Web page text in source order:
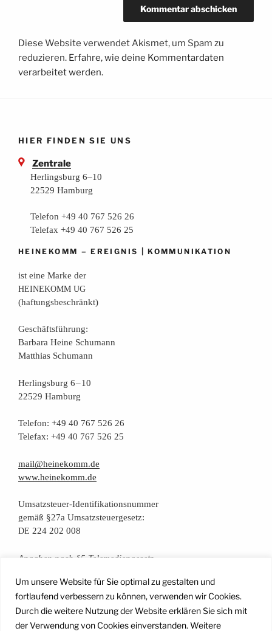
Um unsere Website für Sie optimal zu gestalten und
fortlaufend verbessern zu können, verwenden wir Cookies.
Durch die weitere Nutzung der Website erklären Sie sich mit
der Verwendung von Cookies einverstanden. Weitere
Diese Website verwendet Akismet, um Spam zu
reduzieren. Erfahre, wie deine Kommentardaten
verarbeitet werden.
HIER FINDEN SIE UNS
Zentrale
Herlingsburg 6–10
22529 Hamburg
Telefon +49 40 767 526 26
Telefax +49 40 767 526 25
HEINEKOMM –EREIGNIS |KOMMUNIKATION
ist eine Mar­ke der
HEINEKOMM UG
(haf­tungs­be­schränkt)
Geschäfts­füh­rung:
Bar­ba­ra Hei­ne Schumann
Mat­thi­as Schumann
Her­lings­burg 6 – 10
22529 Hamburg
Tele­fon: +49 40 767 526 26
Tele­fax: +49 40 767 526 25
mail@heinekomm.de
www.heinekomm.de
Umsatz­steu­er-Iden­ti­fi­ka­ti­ons­num­mer
gemäß §27a Umsatzsteuergesetz:
DE 224 202 008
Anga­ben nach §5 Telemediengesetz
Daten­schutz­er­klä­rung